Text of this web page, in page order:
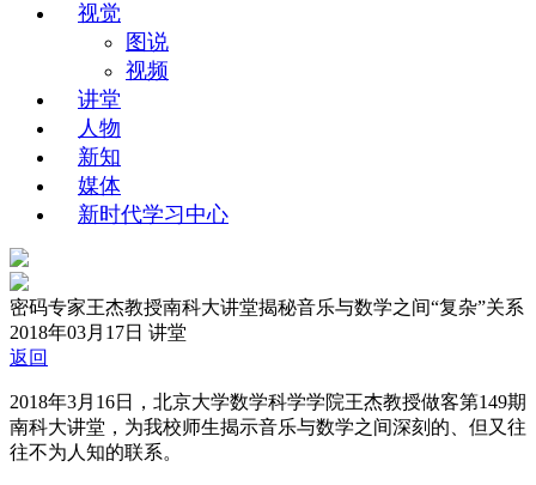
视觉
图说
视频
讲堂
人物
新知
媒体
新时代学习中心
密码专家王杰教授南科大讲堂揭秘音乐与数学之间“复杂”关系
2018年03月17日 讲堂
返回
2018年3月16日，北京大学数学科学学院王杰教授做客第149期
南科大讲堂，为我校师生揭示音乐与数学之间深刻的、但又往
往不为人知的联系。